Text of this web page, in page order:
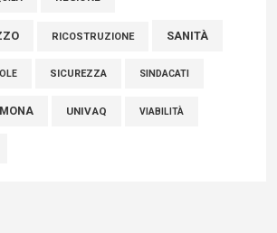
RICOSTRUZIONE SANITÀ
SICUREZZA SINDACATI
UNIVAQ VIABILITÀ